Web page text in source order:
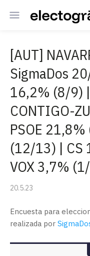
[AUT]
SigmaDos
16,2% (8/9)
CONTIGO-
PSOE
(12/13) | CS
VOX 3,7%
20.5.23
Encuesta para
realizada por